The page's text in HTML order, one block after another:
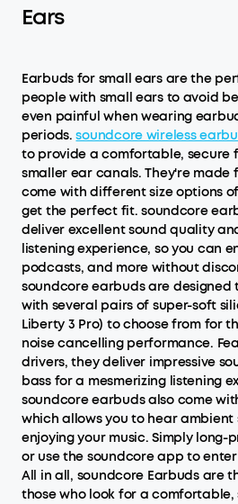
Ears
Earbuds for small ears are the
people with small ears to avoid
even painful when wearing
periods.soundcore wireless
to provide a comfortable, secure
smaller ear canals. They're made
come with different size options
get the perfect fit. soundcore
deliver excellent sound quality
listening experience, so you can
podcasts, and more without
soundcore earbuds are
with several pairs of super-soft
Liberty 3 Pro) to choose from for
noise cancelling performance.
drivers, they deliver impressive
bass for a mesmerizing listening
soundcore earbuds also come
which allows you to hear ambient
enjoying your music. Simply long-
or use the soundcore app to
All in all, soundcore Earbuds are
those who look for a comfortable,